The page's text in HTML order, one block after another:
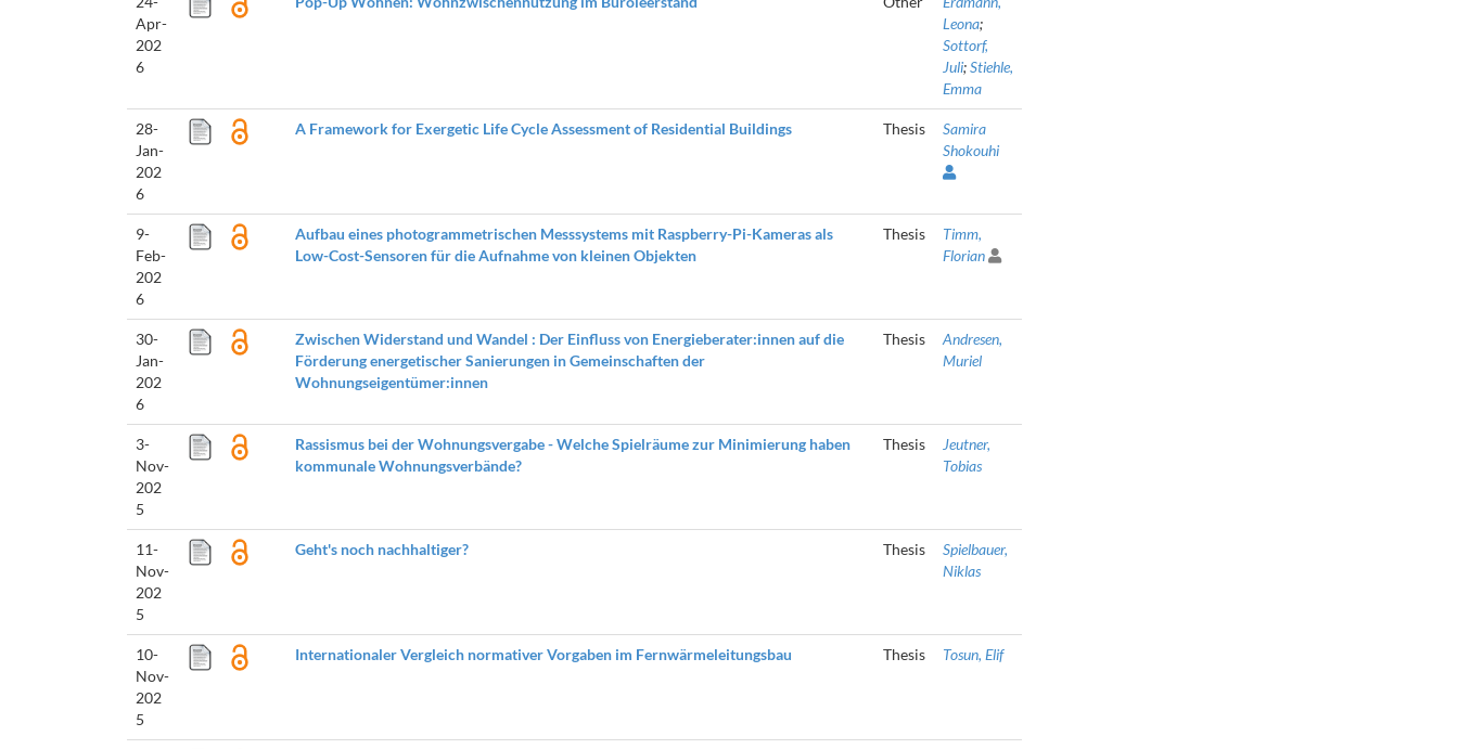
Apr-
202
6
Leona;
Sottorf,
Juli;Stiehle,
Emma
28-
Jan-
202
6
A Framework for Exergetic Life Cycle Assessment of Residential Buildings Thesis
Samira
Shokouhi
9-
Feb-
202
6
Aufbau eines photogrammetrischen Messsystems mit Raspberry-Pi-Kameras als
Low-Cost-Sensoren für die Aufnahme von kleinen Objekten
Thesis
Timm,
Florian
30-
Jan-
202
6
Zwischen Widerstand und Wandel : Der Einfluss von Energieberater:innen auf die
Förderung energetischer Sanierungen in Gemeinschaften der
Wohnungseigentümer:innen
Thesis
Andresen,
Muriel
3-
Nov-
202
5
Rassismus bei der Wohnungsvergabe - Welche Spielräume zur Minimierung haben
kommunale Wohnungsverbände?
Thesis
Jeutner,
Tobias
11-
Nov-
202
5
Geht's noch nachhaltiger? Thesis
Spielbauer,
Niklas
10-
Nov-
202
5
Internationaler Vergleich normativer Vorgaben im Fernwärmeleitungsbau Thesis Tosun, Elif